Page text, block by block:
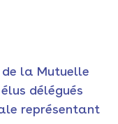
de la Mutuelle
délégués
représentant